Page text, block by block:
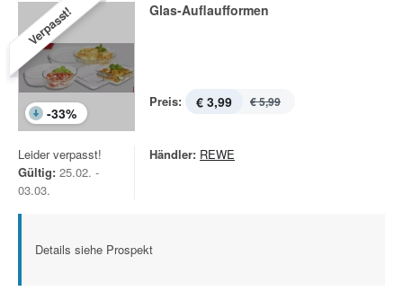
Verpasst!
-33%
Glas-Auflaufformen
Preis: € 3,99 € 5,99
Leider verpasst!
Gültig: 25.02. -
03.03.
Händler: REWE
Details siehe Prospekt